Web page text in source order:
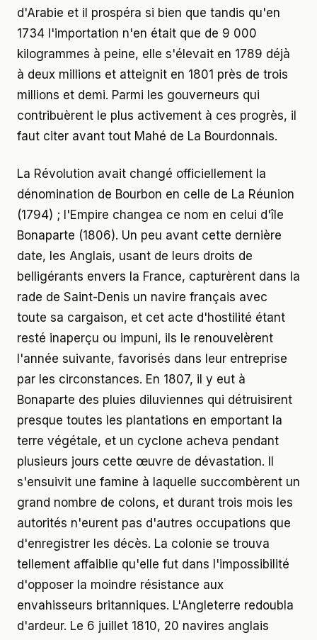
d'Arabie et il prospéra si bien que tandis qu'en
1734 l'importation n'en était que de 9 000
kilogrammes à peine, elle s'élevait en 1789 déjà
à deux millions et atteignit en 1801 près de trois
millions et demi. Parmi les gouverneurs qui
contribuèrent le plus activement à ces progrès, il
faut citer avant tout Mahé de La Bourdonnais.
La Révolution avait changé officiellement la
dénomination de Bourbon en celle de La Réunion
(1794) ; l'Empire changea ce nom en celui d'île
Bonaparte (1806). Un peu avant cette dernière
date, les Anglais, usant de leurs droits de
belligérants envers la France, capturèrent dans la
rade de Saint-Denis un navire français avec
toute sa cargaison, et cet acte d'hostilité étant
resté inaperçu ou impuni, ils le renouvelèrent
l'année suivante, favorisés dans leur entreprise
par les circonstances. En 1807, il y eut à
Bonaparte des pluies diluviennes qui détruisirent
presque toutes les plantations en emportant la
terre végétale, et un cyclone acheva pendant
plusieurs jours cette œuvre de dévastation. Il
s'ensuivit une famine à laquelle succombèrent un
grand nombre de colons, et durant trois mois les
autorités n'eurent pas d'autres occupations que
d'enregistrer les décès. La colonie se trouva
tellement affaiblie qu'elle fut dans l'impossibilité
d'opposer la moindre résistance aux
envahisseurs britanniques. L'Angleterre redoubla
d'ardeur. Le 6 juillet 1810, 20 navires anglais